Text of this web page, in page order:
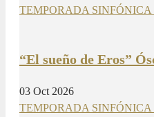
TEMPORADA SINFÓNICA
“El sueño de Eros”
03 Oct 2026
TEMPORADA SINFÓNICA